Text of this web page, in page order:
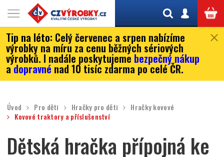
Tip na léto: Celý červenec a srpen nabízíme
výrobky na míru za cenu běžných sériových
výrobků. I nadále poskytujeme bezpečný nákup
adopravné nad 10 tisíc zdarma po celé ČR.
Úvod Pro děti Hračky pro děti
Hračky kovové
Kovové traktory a příslušenství
Dětská hračka přípojná ke